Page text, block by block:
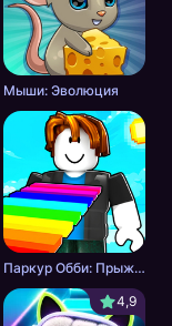
Мыши: Эволюция
Паркур Обби: Прыжок к Победе
4,9